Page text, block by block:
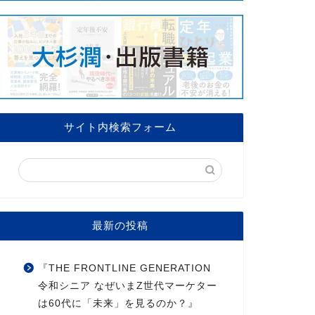
サイト内検索フォーム
最新の投稿
『THE FRONTLINE GENERATION
令和シニア なぜいまZ世代マーケター
は60代に「未来」を見るのか？』